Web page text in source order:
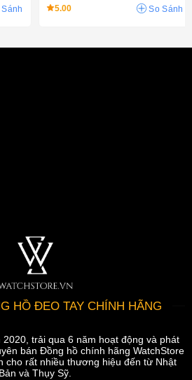
5.00 So Sánh
HỒ ĐEO TAY CHÍNH HÃNG
trải qua 6 năm hoạt động và phát
bán Đồng hồ chính hãng WatchStore
cho rất nhiều thương hiệu đến từ Nhật
Bản và Thụy Sỹ.